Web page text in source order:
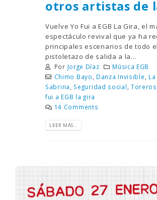
otros artistas de
Vuelve Yo Fui a EGB La Gira, el
espectáculo revival que ya ha
principales escenarios de todo
pistoletazo de salida a la...
Por Jorge Díaz
Música EGB
Chimo Bayo
Danza Invisible
Sabrina
Seguridad social
fui a EGB la gira
14 Comments
LEER MÁS...